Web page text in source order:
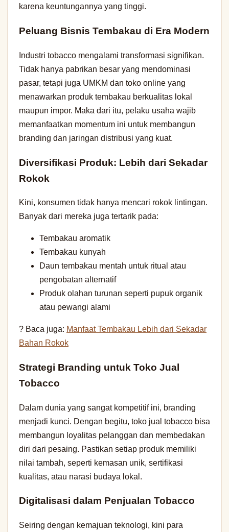
karena keuntungannya yang tinggi.
Peluang Bisnis Tembakau di Era Modern
Industri tobacco mengalami transformasi signifikan.
Tidak hanya pabrikan besar yang mendominasi
pasar, tetapi juga UMKM dan toko online yang
menawarkan produk tembakau berkualitas lokal
maupun impor. Maka dari itu, pelaku usaha wajib
memanfaatkan momentum ini untuk membangun
branding dan jaringan distribusi yang kuat.
Diversifikasi Produk: Lebih dari Sekadar
Rokok
Kini, konsumen tidak hanya mencari rokok lintingan.
Banyak dari mereka juga tertarik pada:
Tembakau aromatik
Tembakau kunyah
Daun tembakau mentah untuk ritual atau
pengobatan alternatif
Produk olahan turunan seperti pupuk organik
atau pewangi alami
? Baca juga: Manfaat Tembakau Lebih dari Sekadar
Bahan Rokok
Strategi Branding untuk Toko Jual
Tobacco
Dalam dunia yang sangat kompetitif ini, branding
menjadi kunci. Dengan begitu, toko jual tobacco bisa
membangun loyalitas pelanggan dan membedakan
diri dari pesaing. Pastikan setiap produk memiliki
nilai tambah, seperti kemasan unik, sertifikasi
kualitas, atau narasi budaya lokal.
Digitalisasi dalam Penjualan Tobacco
Seiring dengan kemajuan teknologi, kini para